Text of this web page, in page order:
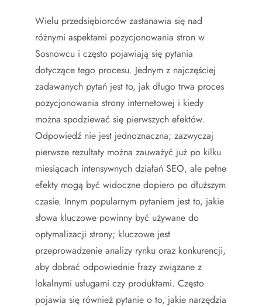
Wielu przedsiębiorców zastanawia się nad
różnymi aspektami pozycjonowania stron w
Sosnowcu i często pojawiają się pytania
dotyczące tego procesu. Jednym z najczęściej
zadawanych pytań jest to, jak długo trwa proces
pozycjonowania strony internetowej i kiedy
można spodziewać się pierwszych efektów.
Odpowiedź nie jest jednoznaczna; zazwyczaj
pierwsze rezultaty można zauważyć już po kilku
miesiącach intensywnych działań SEO, ale pełne
efekty mogą być widoczne dopiero po dłuższym
czasie. Innym popularnym pytaniem jest to, jakie
słowa kluczowe powinny być używane do
optymalizacji strony; kluczowe jest
przeprowadzenie analizy rynku oraz konkurencji,
aby dobrać odpowiednie frazy związane z
lokalnymi usługami czy produktami. Często
pojawia się również pytanie o to, jakie narzędzia